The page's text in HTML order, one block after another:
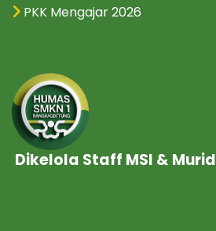
PKK Mengajar 2026
Dikelola Staff MSI & Murid